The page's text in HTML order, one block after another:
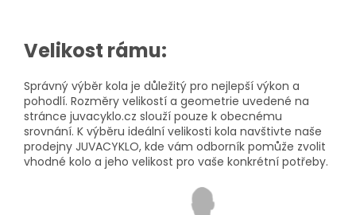
Velikost rámu:
Správný výběr kola je důležitý pro nejlepší výkon a
pohodlí. Rozměry velikostí a geometrie uvedené na
stránce juvacyklo.cz slouží pouze k obecnému
srovnání. K výběru ideální velikosti kola navštivte naše
prodejny JUVACYKLO, kde vám odborník pomůže zvolit
vhodné kolo a jeho velikost pro vaše konkrétní potřeby.